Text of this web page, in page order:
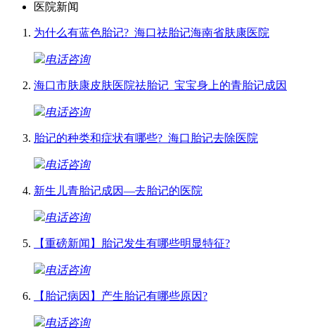
医院新闻
为什么有蓝色胎记?_海口祛胎记海南省肤康医院
电话咨询
海口市肤康皮肤医院祛胎记_宝宝身上的青胎记成因
电话咨询
胎记的种类和症状有哪些?_海口胎记去除医院
电话咨询
新生儿青胎记成因—去胎记的医院
电话咨询
【重磅新闻】胎记发生有哪些明显特征?
电话咨询
【胎记病因】产生胎记有哪些原因?
电话咨询